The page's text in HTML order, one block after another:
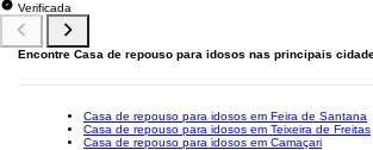
Verificada
Encontre Casa de repouso para idosos nas principais
Casa de repouso para idosos em Feira de Santana
Casa de repouso para idosos em Teixeira de Freitas
Casa de repouso para idosos em Camaçari